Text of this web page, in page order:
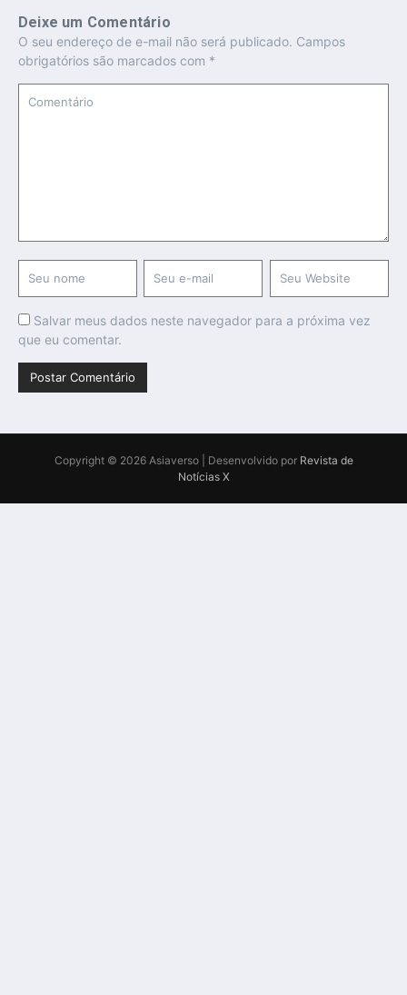
Deixe um Comentário
O seu endereço de e-mail não será publicado. Campos
obrigatórios são marcados com *
Salvar meus dados neste navegador para a próxima vez
que eu comentar.
Copyright © 2026 Asiaverso | Desenvolvido por Revista de
Notícias X